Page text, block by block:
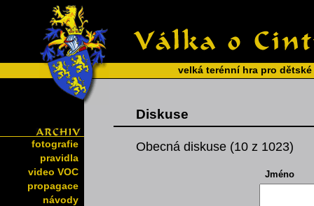
velká terénní hra pro
fotografie
pravidla
video VOC
propagace
návody
Diskuse
Obecná diskuse (10 z 1023)
Jméno